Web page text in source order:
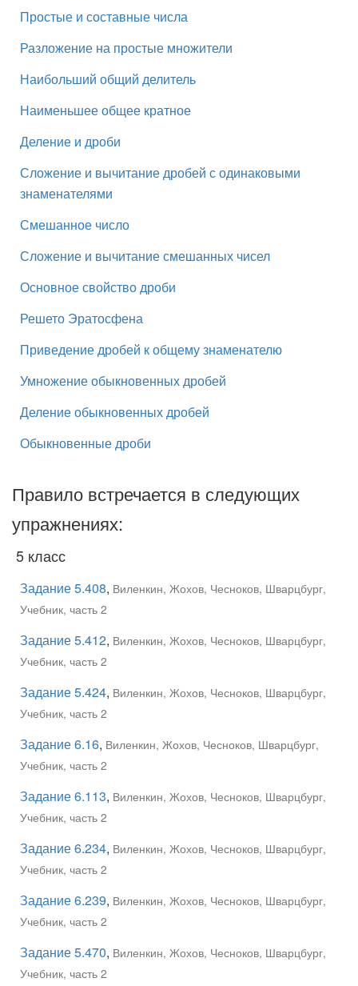
Простые и составные числа
Разложение на простые множители
Наибольший общий делитель
Наименьшее общее кратное
Деление и дроби
Сложение и вычитание дробей с одинаковыми
знаменателями
Смешанное число
Сложение и вычитание смешанных чисел
Основное свойство дроби
Решето Эратосфена
Приведение дробей к общему знаменателю
Умножение обыкновенных дробей
Деление обыкновенных дробей
Обыкновенные дроби
Правило встречается в следующих
упражнениях:
5 класс
Задание 5.408, Виленкин, Жохов, Чесноков, Шварцбург,
Учебник, часть 2
Задание 5.412, Виленкин, Жохов, Чесноков, Шварцбург,
Учебник, часть 2
Задание 5.424, Виленкин, Жохов, Чесноков, Шварцбург,
Учебник, часть 2
Задание 6.16, Виленкин, Жохов, Чесноков, Шварцбург,
Учебник, часть 2
Задание 6.113, Виленкин, Жохов, Чесноков, Шварцбург,
Учебник, часть 2
Задание 6.234, Виленкин, Жохов, Чесноков, Шварцбург,
Учебник, часть 2
Задание 6.239, Виленкин, Жохов, Чесноков, Шварцбург,
Учебник, часть 2
Задание 5.470, Виленкин, Жохов, Чесноков, Шварцбург,
Учебник, часть 2